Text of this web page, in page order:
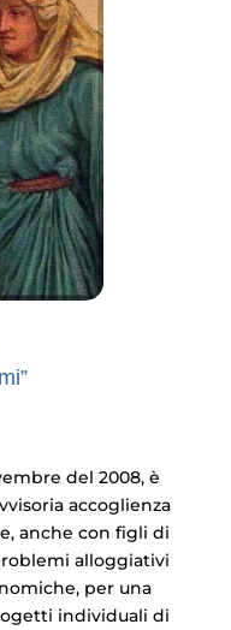
del 2008, è
accoglienza
anche con figli di
alloggiativi
per una
individuali di